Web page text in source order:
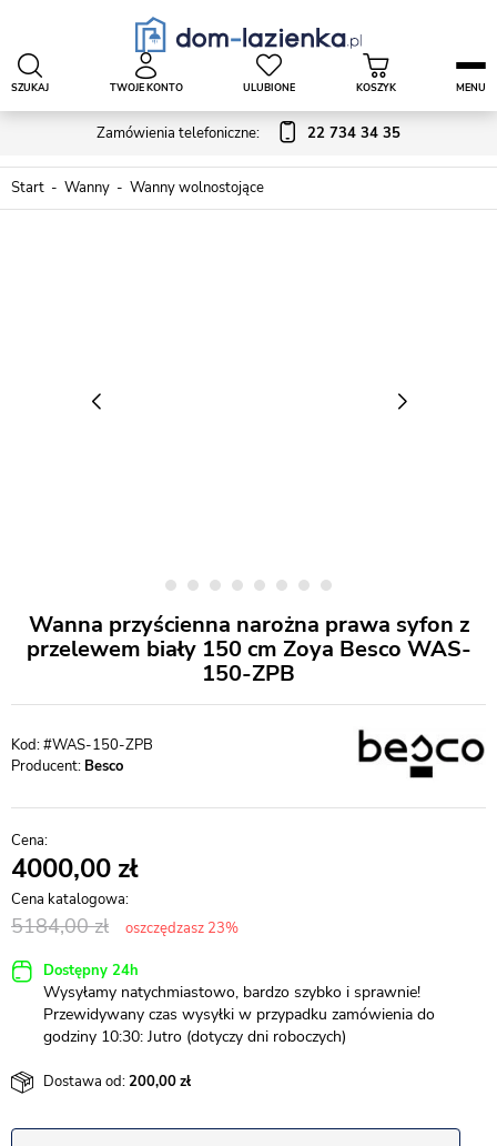
Zamówienia telefoniczne: 22 734 34 35
SZUKAJ TWOJE KONTO ULUBIONE KOSZYK MENU
Start Wanny Wanny wolnostojące
Wanna przyścienna narożna prawa syfon z
przelewem biały 150 cm Zoya Besco WAS-
150-ZPB
#WAS-150-ZPB
Producent: Besco
4000,00
5184,00 oszczędzasz 23%
Dostępny 24h
Wysyłamy natychmiastowo, bardzo szybko i sprawnie!
Przewidywany czas wysyłki w przypadku zamówienia do
godziny 10:30: Jutro (dotyczy dni roboczych)
Dostawa od:200,00